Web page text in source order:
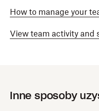
How to manage your
View team activity and
Inne sposoby